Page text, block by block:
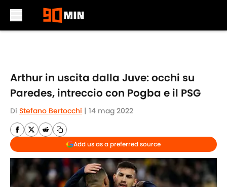
Arthur in uscita dalla Juve: occhi su
Paredes, intreccio con Pogba e il PSG
Di Stefano Bertocchi | 14 mag 2022
Add us as a preferred source